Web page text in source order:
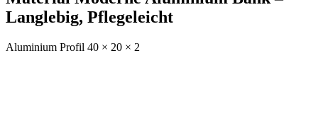
Langlebig, Pflegeleicht
Aluminium Profil 40 × 20 × 2